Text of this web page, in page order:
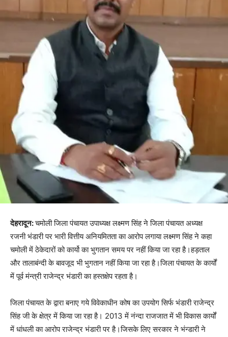
देहरादून:चमोली जिला पंचायत उपाध्यक्ष लक्ष्मण सिंह ने जिला पंचायत अध्यक्ष
रजनी भंडारी पर भारी वित्तीय अनियमितता का आरोप लगाया लक्ष्मण सिंह ने कहा
चमोली में ठेकेदारों को कार्यो का भुगतान समय पर नहीं किया जा रहा है।हड़ताल
और तालाबंन्दी के बावजूद भी भुगतान नहीं किया जा रहा है।जिला पंचायत के कार्यों
में पूर्व मंन्त्री राजेन्द्र भंडारी का हस्तक्षेप रहता है।
जिला पंचायत के द्वारा बनाए गये विवेकाधीन कोष का उपयोग सिर्फ भंडारी राजेन्द्र
सिंह जी के क्षेत्र में किया जा रहा है। 2013 में नंन्दा राजजात में भी विकास कार्यों
में धांधली का आरोप राजेन्द्र भंडारी पर है।जिसके लिए सरकार ने भंन्डारी ने